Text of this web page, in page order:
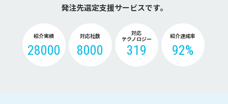
発注先選定支援サービスです。
紹介実績
28000
対応社数
8000
対応
テクノロジー
319
紹介達成率
92%